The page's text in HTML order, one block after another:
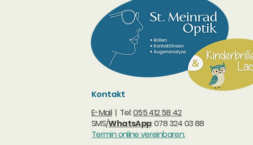
Kontakt
E-Mail| Tel:055 412 58 42
SMS/WhatsApp: 078 324 03 88
Termin online vereinbaren.